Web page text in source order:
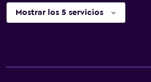
Mostrar los 5 servicios